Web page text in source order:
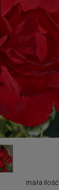
mała ilość